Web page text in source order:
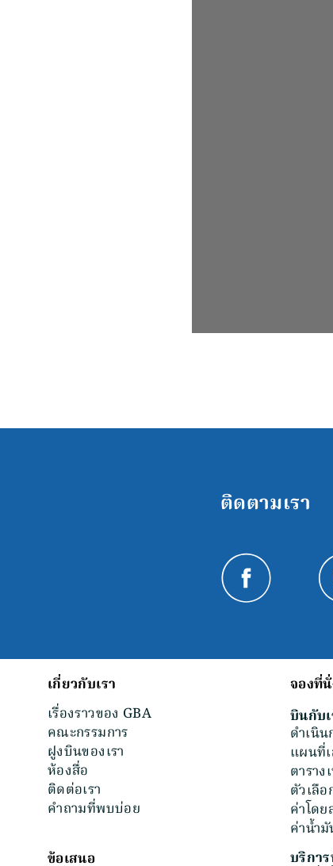
ติดตามเรา
เกี่ยวกับเรา
เรื่องราวของ GBA
คณะกรรมการ
ฝูงบินของเรา
ห้องสื่อ
ติดต่อเรา
คําถามที่พบบ่อย
ข้อเสนอ
จองที่
บินกับ
ดำเนิน
แผนที่
ตารา
ตัวเลือ
ค่าโด
ค่าน้ำ
บริกา